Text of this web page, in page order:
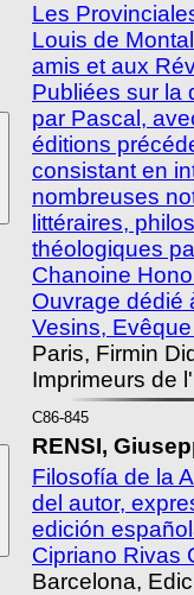
Les
Louis de
amis et aux
Publiées sur la
par Pascal,
éditions
consistant en
nombreuses
littéraires,
théologiques
Chanoine
Ouvrage dédié
Vesins,
Paris, Firmin
Imprimeurs de
C86-845
RENSI,
Filosofía de la
del autor,
edición
Cipriano Rivas
Barcelona,